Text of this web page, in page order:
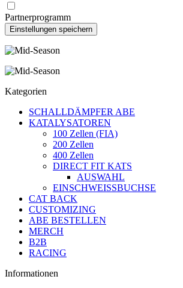
Partnerprogramm
Kategorien
SCHALLDÄMPFER ABE
KATALYSATOREN
100 Zellen (FIA)
200 Zellen
400 Zellen
DIRECT FIT KATS
AUSWAHL
EINSCHWEISSBUCHSE
CAT BACK
CUSTOMIZING
ABE BESTELLEN
MERCH
B2B
RACING
Informationen